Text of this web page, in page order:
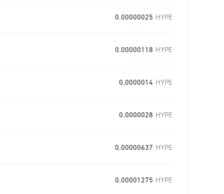
0.00000025 HYPE
0.00000118 HYPE
0.0000014 HYPE
0.0000028 HYPE
0.00000637 HYPE
0.00001275 HYPE